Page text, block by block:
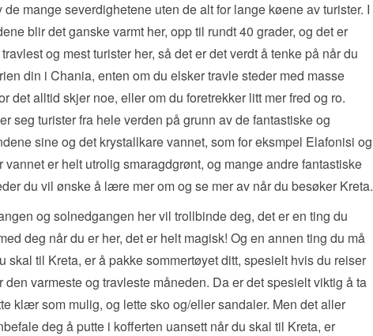
de mange severdighetene uten de alt for lange køene av turister. I
blir det ganske varmt her, opp til rundt 40 grader, og det er
og mest turister her, så det er det verdt å tenke på når du
din i Chania, enten om du elsker travle steder med masse
det alltid skjer noe, eller om du foretrekker litt mer fred og ro.
seg turister fra hele verden på grunn av de fantastiske og
sine og det krystallkare vannet, som for eksmpel Elafonisi og
vannet er helt utrolig smaragdgrønt, og mange andre fantastiske
du vil ønske å lære mer om og se mer av når du besøker Kreta.
og solnedgangen her vil trollbinde deg, det er en ting du
deg når du er her, det er helt magisk! Og en annen ting du må
skal til Kreta, er å pakke sommertøyet ditt, spesielt hvis du reiser
den varmeste og travleste måneden. Da er det spesielt viktig å ta
klær som mulig, og lette sko og/eller sandaler. Men det aller
deg å putte i kofferten uansett når du skal til Kreta, er